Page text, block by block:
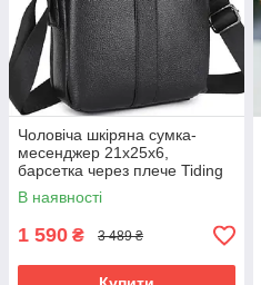
Чоловіча шкіряна сумка-
месенджер 21х25х6,
барсетка через плече Tiding
Bag A25-3278A Чорна
В наявності
1 590 ₴ 3 489 ₴